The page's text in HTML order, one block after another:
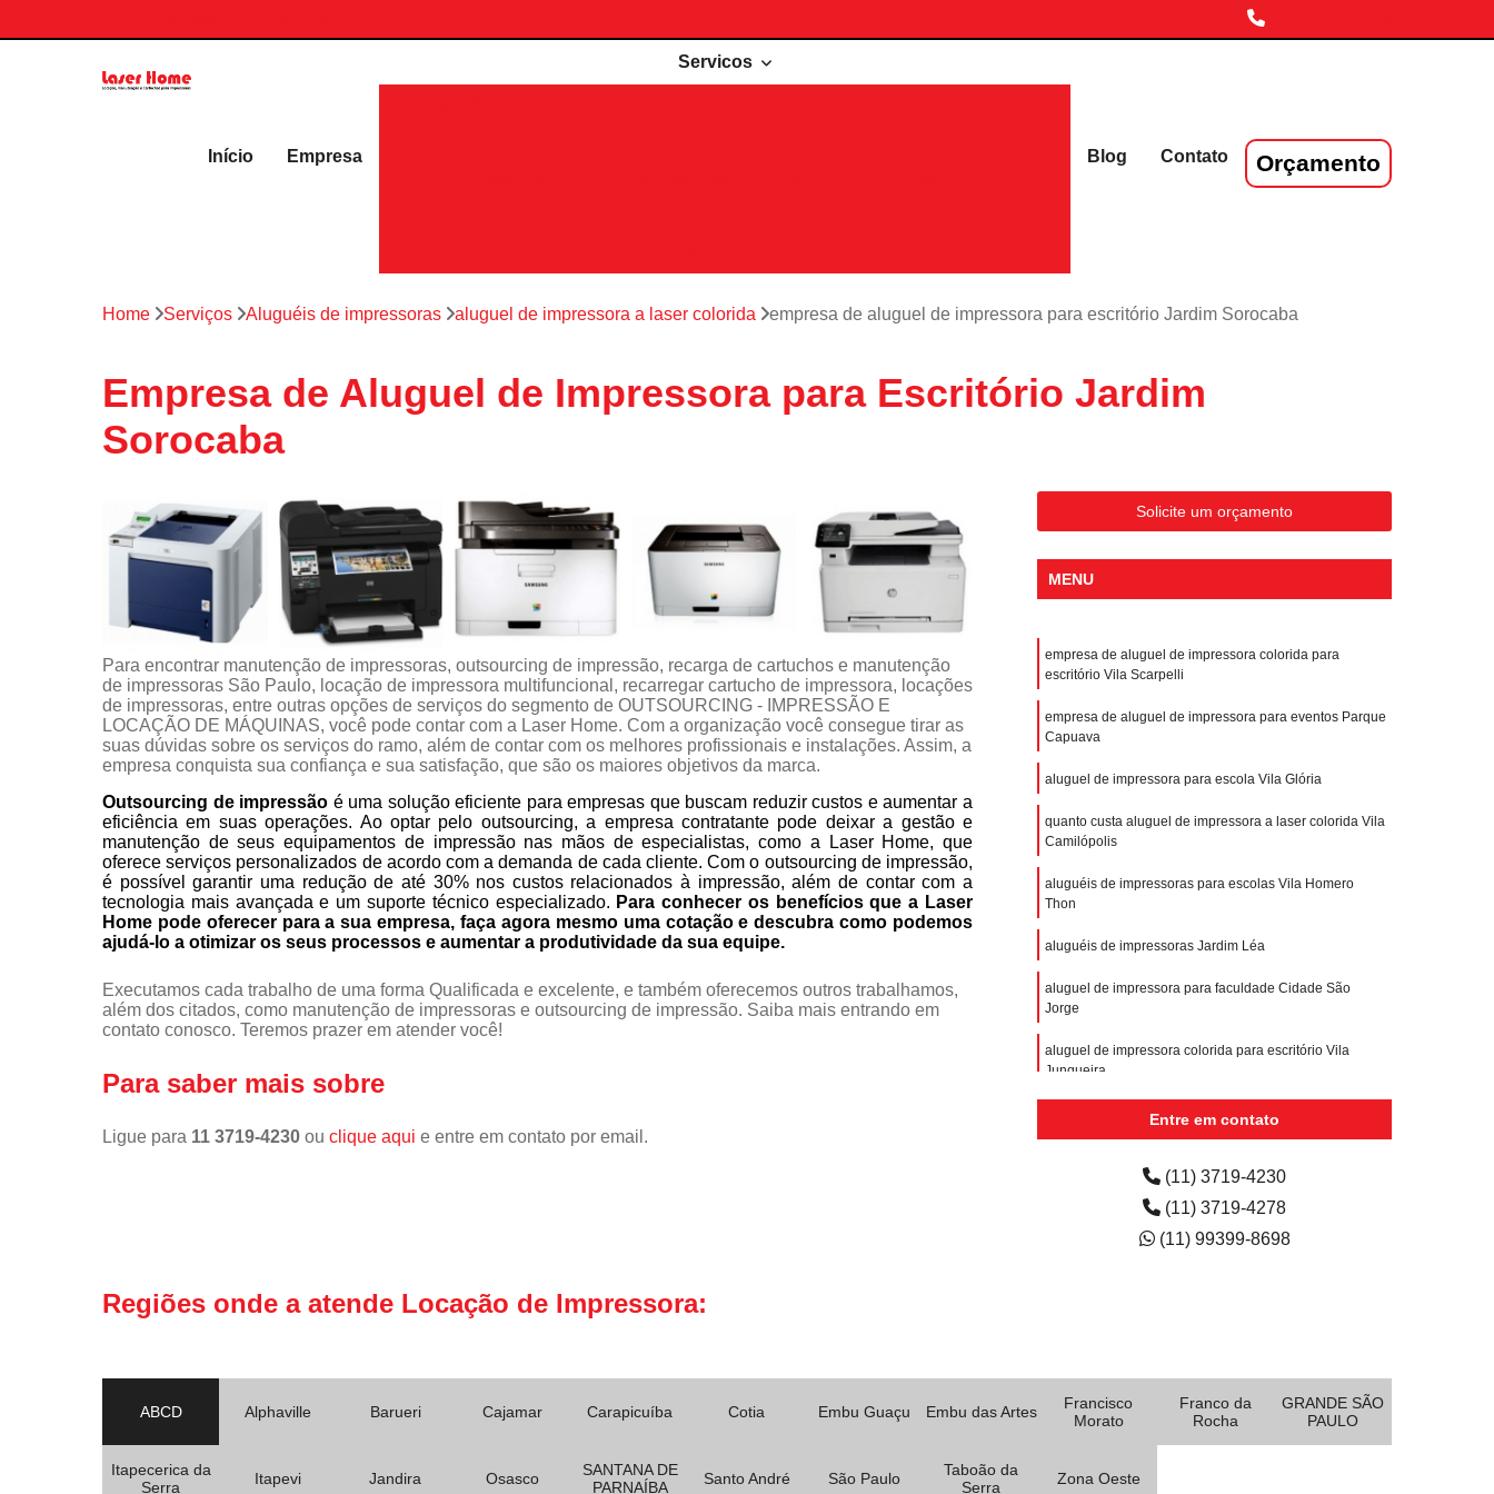
Início Empresa
Servicos
Blog Contato Orçamento
Home Serviços Aluguéis de impressoras aluguel de impressora a laser colorida empresa de aluguel de impressora para escritório Jardim Sorocaba
Empresa de Aluguel de Impressora para Escritório Jardim
Sorocaba
Para encontrar manutenção de impressoras, outsourcing de impressão, recarga de cartuchos e manutenção
de impressoras São Paulo, locação de impressora multifuncional, recarregar cartucho de impressora, locações
de impressoras, entre outras opções de serviços do segmento de OUTSOURCING - IMPRESSÃO E
LOCAÇÃO DE MÁQUINAS, você pode contar com a Laser Home. Com a organização você consegue tirar as
suas dúvidas sobre os serviços do ramo, além de contar com os melhores profissionais e instalações. Assim, a
empresa conquista sua confiança e sua satisfação, que são os maiores objetivos da marca.
Outsourcing de impressão é uma solução eficiente para empresas que buscam reduzir custos e aumentar a
eficiência em suas operações. Ao optar pelo outsourcing, a empresa contratante pode deixar a gestão e
manutenção de seus equipamentos de impressão nas mãos de especialistas, como a Laser Home, que
oferece serviços personalizados de acordo com a demanda de cada cliente. Com o outsourcing de impressão,
é possível garantir uma redução de até 30% nos custos relacionados à impressão, além de contar com a
tecnologia mais avançada e um suporte técnico especializado. Para conhecer os benefícios que a Laser
Home pode oferecer para a sua empresa, faça agora mesmo uma cotação e descubra como podemos
ajudá-lo a otimizar os seus processos e aumentar a produtividade da sua equipe.
Executamos cada trabalho de uma forma Qualificada e excelente, e também oferecemos outros trabalhamos,
além dos citados, como manutenção de impressoras e outsourcing de impressão. Saiba mais entrando em
contato conosco. Teremos prazer em atender você!
Para saber mais sobre
Ligue para 11 3719-4230 ou clique aqui e entre em contato por email.
Solicite um orçamento
MENU
empresa de aluguel de impressora colorida para
escritório Vila Scarpelli
empresa de aluguel de impressora para eventos Parque
Capuava
aluguel de impressora para escola Vila Glória
quanto custa aluguel de impressora a laser colorida Vila
Camilópolis
aluguéis de impressoras para escolas Vila Homero
Thon
aluguéis de impressoras Jardim Léa
aluguel de impressora para faculdade Cidade São
Jorge
aluguel de impressora colorida para escritório Vila
Junqueira
quanto custa aluguel de impressora para escritório Vila
aluguel de impressora para eventos Aldeia da serra -
Entre em contato
(11) 3719-4230
(11) 3719-4278
(11) 99399-8698
Regiões onde a atende Locação de Impressora:
ABCD Alphaville Barueri Cajamar Carapicuíba Cotia Embu Guaçu Embu das Artes
Francisco
Morato
Franco da
Rocha
GRANDE SÃO
PAULO
Itapecerica da
Serra
Itapevi Jandira Osasco
SANTANA DE
PARNAÍBA
Santo André São Paulo
Taboão da
Serra
Zona Oeste